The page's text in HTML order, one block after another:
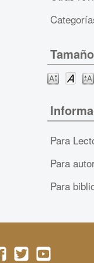
Para
Para
Para